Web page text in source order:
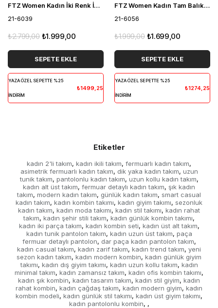
FTZ Women Kadın İki Renk İkili Takım Siyah 21-6039
21-6039
₺1.999,00
₺2.799,00
SEPETE EKLE
YAZA ÖZEL SEPETTE %25
İNDİRİM
₺1499,25
FTZ Women Kadın Tam Balıkçı İkili Takım Siyah 21-6056
21-6056
₺1.699,00
₺1.999,00
SEPETE EKLE
YAZA ÖZEL SEPETTE %25
İNDİRİM
₺1274,25
Etiketler
kadın 2'li takım, kadın ikili takım, fermuarlı kadın takım,
asimetrik fermuarlı kadın takım, dik yaka kadın takım, uzun
tunik takım, pantolonlu kadın takım, uzun kollu kadın takım,
kadın alt üst takım, fermuar detaylı kadın takım, şık kadın
takım, modern kadın takım, günlük kadın takım, smart casual
kadın takım, kadın kombin takımı, kadın giyim takımı, sezonluk
kadın takım, kadın moda takımı, kadın stil takımı, kadın rahat
takım, kadın şehir stili takım, kadın günlük kombin takımı,
kadın iki parça takım, kadın kombin seti, kadın üst alt takım,
kadın tunik pantolon takım, kadın uzun üst takım, paça
fermuar detaylı pantolon, dar paça kadın pantolon takım,
kadın casual takım, kadın zarif takım, kadın trend takım, yeni
sezon kadın takım, kadın modern kombin, kadın günlük giyim
takımı, kadın dış giyim takımı, kadın uzun kollu takım, kadın
minimal takım, kadın zamansız takım, kadın ofis kombin takımı,
kadın şık kombin, kadın tasarım takım, kadın stil giyim, kadın
rahat kombin, kadın çağdaş takım, kadın modern giyim, kadın
kombin modeli, kadın günlük stil takımı, kadın üst giyim takımı,
kadın pantolonlu kombin, ,